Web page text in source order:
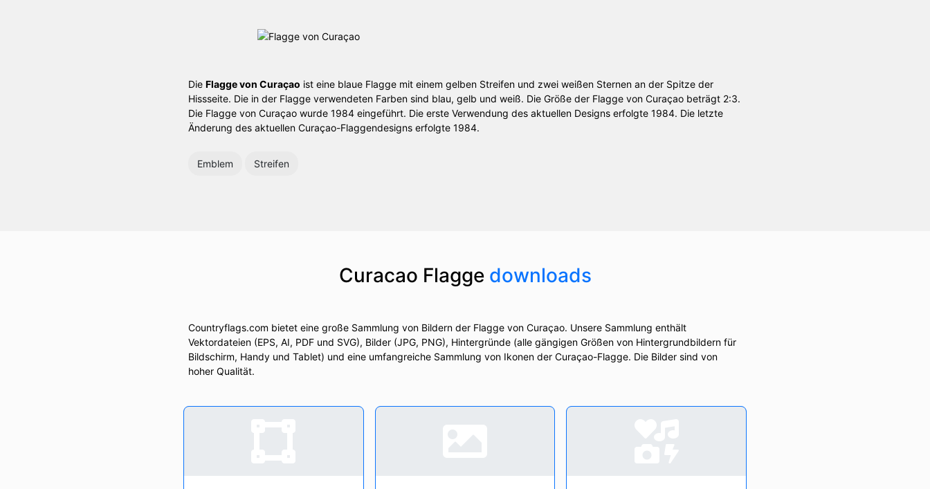
Die Flagge von Curaçao ist eine blaue Flagge mit einem gelben Streifen und zwei weißen Sternen an der Spitze der
Hissseite. Die in der Flagge verwendeten Farben sind blau, gelb und weiß. Die Größe der Flagge von Curaçao beträgt 2:3.
Die Flagge von Curaçao wurde 1984 eingeführt. Die erste Verwendung des aktuellen Designs erfolgte 1984. Die letzte
Änderung des aktuellen Curaçao-Flaggendesigns erfolgte 1984.
Emblem Streifen
Curacao Flagge downloads
Countryflags.com bietet eine große Sammlung von Bildern der Flagge von Curaçao. Unsere Sammlung enthält
Vektordateien (EPS, AI, PDF und SVG), Bilder (JPG, PNG), Hintergründe (alle gängigen Größen von Hintergrundbildern für
Bildschirm, Handy und Tablet) und eine umfangreiche Sammlung von Ikonen der Curaçao-Flagge. Die Bilder sind von
hoher Qualität.